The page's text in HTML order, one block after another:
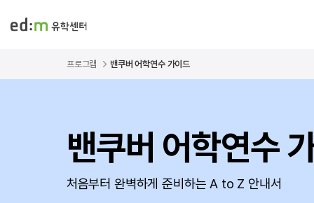
프로그램 밴쿠버 어학연수 가이드
밴쿠버 어학연수
처음부터 완벽하게 준비하는 A to Z 안내서